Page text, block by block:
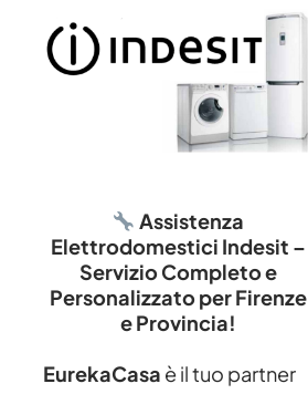
Assistenza
Elettrodomestici Indesit –
Servizio Completo e
Personalizzato per Firenze
e Provincia!
EurekaCasa è il tuo partner